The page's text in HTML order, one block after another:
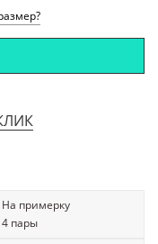
На примерку
4 пары